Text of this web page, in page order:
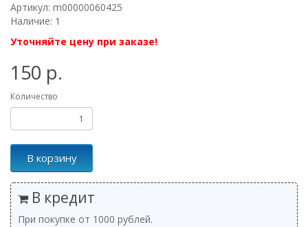
Артикул: m00000060425
Наличие: 1
Уточняйте цену при заказе!
150 р.
Количество
В корзину
В кредит
При покупке от 1000 рублей.